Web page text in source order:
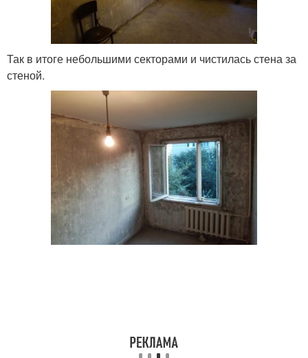
Так в итоге небольшими секторами и чистилась стена за
стеной.